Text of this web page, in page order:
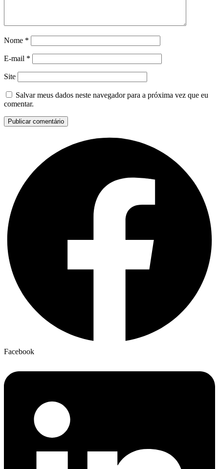
Nome *
E-mail *
Site
Salvar meus dados neste navegador para a próxima vez que eu
comentar.
Facebook